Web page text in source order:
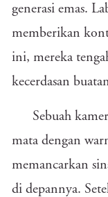
generasi emas.
memberikan
ini, mereka
kecerdasan
Sebuah
mata dengan
memancarkan
di depannya.